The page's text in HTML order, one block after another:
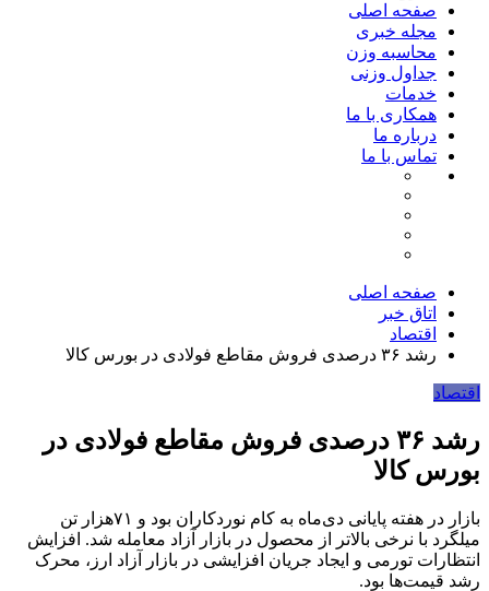
صفحه اصلی
مجله خبری
محاسبه وزن
جداول وزنی
خدمات
همکاری با ما
درباره ما
تماس با ما
صفحه اصلی
اتاق خبر
اقتصاد
رشد ۳۶ درصدی فروش مقاطع فولادی در بورس کالا
اقتصاد
رشد ۳۶ درصدی فروش مقاطع فولادی در
بورس کالا
بازار در هفته پایانی دی‌ماه به کام نوردکاران بود و ۷۱‌هزار تن
میلگرد با نرخی بالاتر از محصول در بازار آزاد معامله شد. افزایش
انتظارات تورمی و ایجاد جریان افزایشی در بازار آزاد ارز، محرک
رشد قیمت‌ها بود.